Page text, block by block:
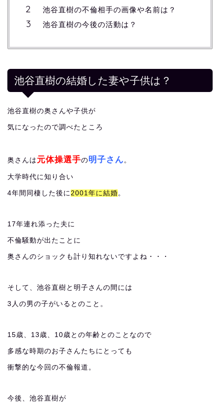
池谷直樹の不倫相手の画像や名前は？
池谷直樹の今後の活動は？
池谷直樹の結婚した妻や子供は？
池谷直樹の奥さんや子供が
気になったので調べたところ
奥さんは 元体操選手の明子さん。
大学時代に知り合い
4年間同棲した後に2001年に結婚。
17年連れ添った夫に
不倫騒動が出たことに
奥さんのショックも計り知れないですよね・・・
そして、池谷直樹と明子さんの間には
3人の男の子がいるとのこと。
15歳、13歳、10歳との年齢とのことなので
多感な時期のお子さんたちにとっても
衝撃的な今回の不倫報道。
今後、池谷直樹が